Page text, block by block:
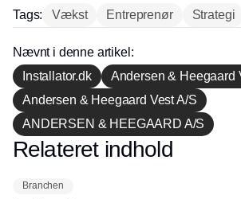
Tags: Vækst Entreprenør Strategi
Nævnt i denne artikel:
Installator.dk
Andersen & Heegaard
Andersen & Heegaard Vest A/S
ANDERSEN & HEEGAARD A/S
Annonce
Relateret indhold
Branchen